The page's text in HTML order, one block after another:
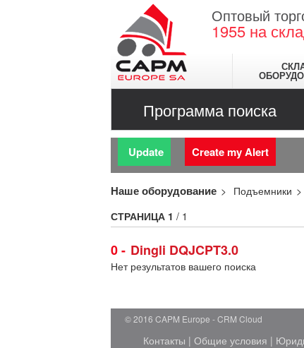
Оптовый
1955 на
Программа поиска
Update Create my Alert
Наше оборудование Подъемники
0 Dingli DQJCPT3.0
СТРАНИЦА 1 / 1
Нет результатов вашего поиска
© 2016 CAPM Europe CRM Cloud
Контакты | Общие условия |